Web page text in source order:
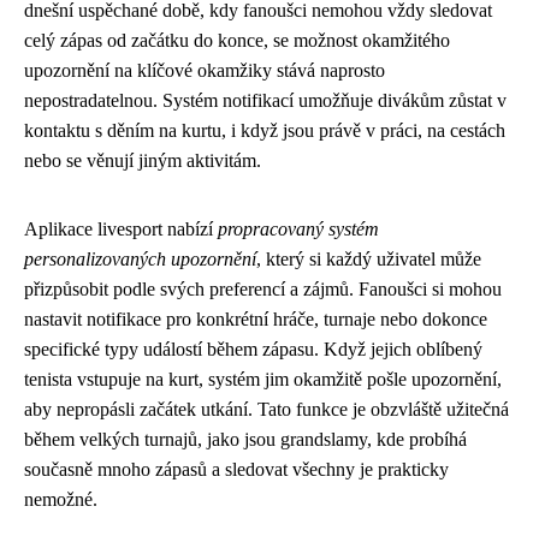
dnešní uspěchané době, kdy fanoušci nemohou vždy sledovat
celý zápas od začátku do konce, se možnost okamžitého
upozornění na klíčové okamžiky stává naprosto
nepostradatelnou. Systém notifikací umožňuje divákům zůstat v
kontaktu s děním na kurtu, i když jsou právě v práci, na cestách
nebo se věnují jiným aktivitám.
Aplikace livesport nabízípropracovaný systém
personalizovaných upozornění, který si každý uživatel může
přizpůsobit podle svých preferencí a zájmů. Fanoušci si mohou
nastavit notifikace pro konkrétní hráče, turnaje nebo dokonce
specifické typy událostí během zápasu. Když jejich oblíbený
tenista vstupuje na kurt, systém jim okamžitě pošle upozornění,
aby nepropásli začátek utkání. Tato funkce je obzvláště užitečná
během velkých turnajů, jako jsou grandslamy, kde probíhá
současně mnoho zápasů a sledovat všechny je prakticky
nemožné.